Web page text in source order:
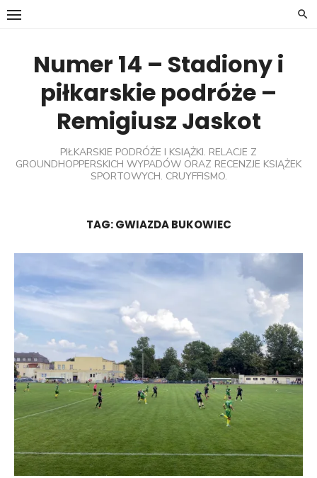
Skip
Numer 14 – Stadiony i
piłkarskie podróże –
Remigiusz Jaskot
PIŁKARSKIE PODRÓŻE I KSIĄŻKI. RELACJE Z
GROUNDHOPPERSKICH WYPADÓW ORAZ RECENZJE KSIĄŻEK
SPORTOWYCH. CRUYFFISMO.
TAG:GWIAZDA BUKOWIEC